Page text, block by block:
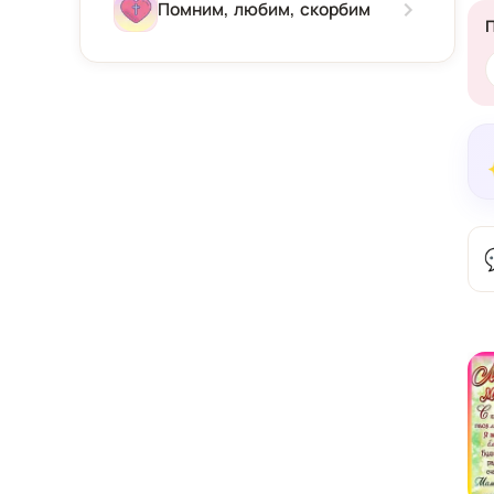
Помним, любим, скорбим